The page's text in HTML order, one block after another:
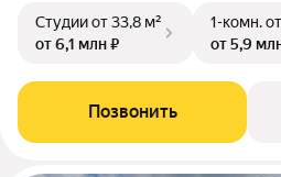
Студииот 33,8 м²
от 6,1 млн ₽
1-комн.
от 5,9
Позвонить